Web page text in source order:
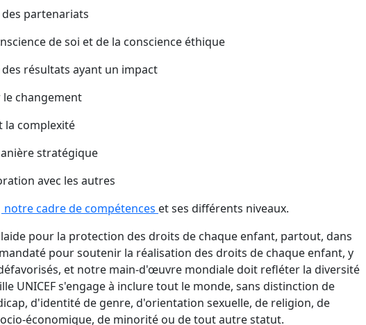
partenariats
de soi et de la conscience éthique
résultats ayant un impact
le changement
la complexité
stratégique
avec les autres
notre cadre de compétences et ses différents niveaux.
pour la protection des droits de chaque enfant, partout, dans
pour soutenir la réalisation des droits de chaque enfant, y
et notre main-d'œuvre mondiale doit refléter la diversité
UNICEF s'engage à inclure tout le monde, sans distinction de
d'identité de genre, d'orientation sexuelle, de religion, de
économique, de minorité ou de tout autre statut.